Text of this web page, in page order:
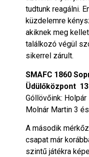
tudtunk reagálni.
küzdelemre
akiknek meg
találkozó végül
sikerrel zárult.
SMAFC 1860
Üdülőközpont
Góllövőink:
Molnár Martin 3
A második
csapat már
szintű játékra